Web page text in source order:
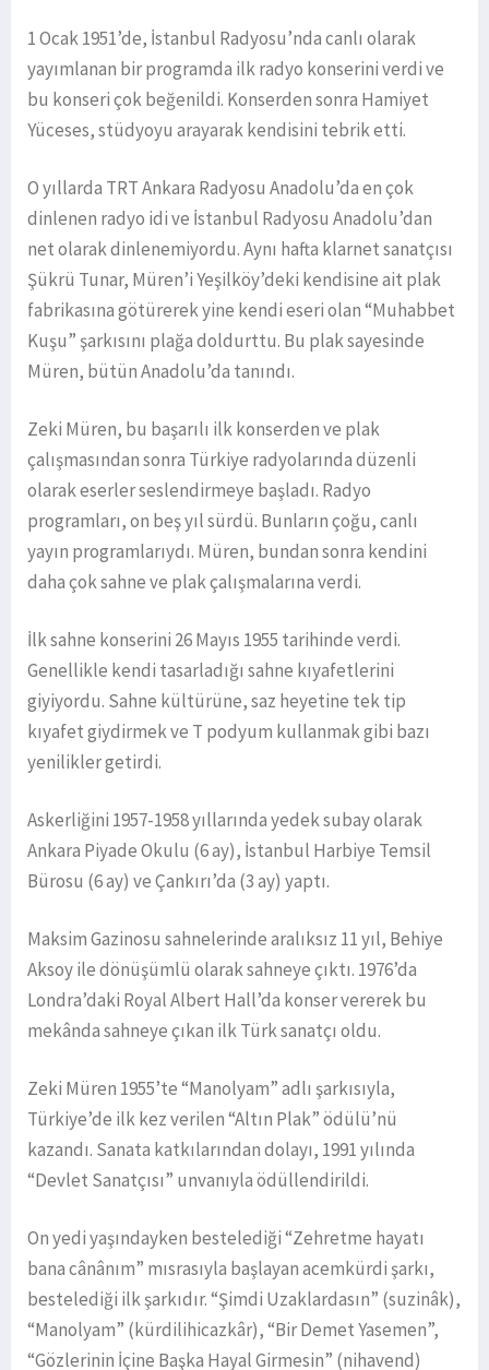
1 Ocak 1951’de, İstanbul Radyosu’nda canlı olarak
yayımlanan bir programda ilk radyo konserini verdi ve
bu konseri çok beğenildi. Konserden sonra Hamiyet
Yüceses, stüdyoyu arayarak kendisini tebrik etti.
O yıllarda TRT Ankara Radyosu Anadolu’da en çok
dinlenen radyo idi ve İstanbul Radyosu Anadolu’dan
net olarak dinlenemiyordu. Aynı hafta klarnet sanatçısı
Şükrü Tunar, Müren’i Yeşilköy’deki kendisine ait plak
fabrikasına götürerek yine kendi eseri olan “Muhabbet
Kuşu” şarkısını plağa doldurttu. Bu plak sayesinde
Müren, bütün Anadolu’da tanındı.
Zeki Müren, bu başarılı ilk konserden ve plak
çalışmasından sonra Türkiye radyolarında düzenli
olarak eserler seslendirmeye başladı. Radyo
programları, on beş yıl sürdü. Bunların çoğu, canlı
yayın programlarıydı. Müren, bundan sonra kendini
daha çok sahne ve plak çalışmalarına verdi.
İlk sahne konserini 26 Mayıs 1955 tarihinde verdi.
Genellikle kendi tasarladığı sahne kıyafetlerini
giyiyordu. Sahne kültürüne, saz heyetine tek tip
kıyafet giydirmek ve T podyum kullanmak gibi bazı
yenilikler getirdi.
Askerliğini 1957-1958 yıllarında yedek subay olarak
Ankara Piyade Okulu (6 ay), İstanbul Harbiye Temsil
Bürosu (6 ay) ve Çankırı’da (3 ay) yaptı.
Maksim Gazinosu sahnelerinde aralıksız 11 yıl, Behiye
Aksoy ile dönüşümlü olarak sahneye çıktı. 1976’da
Londra’daki Royal Albert Hall’da konser vererek bu
mekânda sahneye çıkan ilk Türk sanatçı oldu.
Zeki Müren 1955’te “Manolyam” adlı şarkısıyla,
Türkiye’de ilk kez verilen “Altın Plak” ödülü’nü
kazandı. Sanata katkılarından dolayı, 1991 yılında
“Devlet Sanatçısı” unvanıyla ödüllendirildi.
On yedi yaşındayken bestelediği “Zehretme hayatı
bana cânânım” mısrasıyla başlayan acemkürdi şarkı,
bestelediği ilk şarkıdır. “Şimdi Uzaklardasın” (suzinâk),
“Manolyam” (kürdilihicazkâr), “Bir Demet Yasemen”,
“Gözlerinin İçine Başka Hayal Girmesin” (nihavend)